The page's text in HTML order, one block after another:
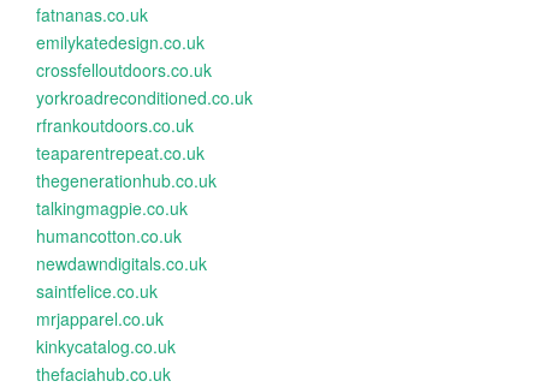
fatnanas.co.uk
emilykatedesign.co.uk
crossfelloutdoors.co.uk
yorkroadreconditioned.co.uk
rfrankoutdoors.co.uk
teaparentrepeat.co.uk
thegenerationhub.co.uk
talkingmagpie.co.uk
humancotton.co.uk
newdawndigitals.co.uk
saintfelice.co.uk
mrjapparel.co.uk
kinkycatalog.co.uk
thefaciahub.co.uk